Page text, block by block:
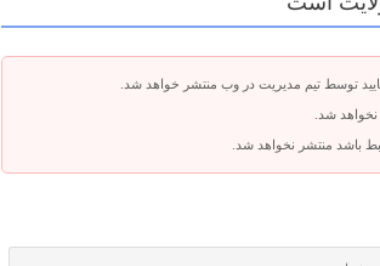
توسط تیم مدیریت در وب منتشر خواهد شد.
نخواهد شد.
باشد منتشر نخواهد شد.